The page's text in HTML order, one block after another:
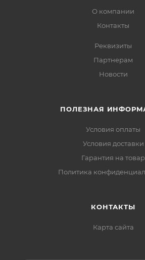
О компании
Контакты
Реквизиты
Партнерам
Новости
ПОЛЕЗНАЯ
Условия оплаты
Условия доставки
Гарантия на товар
Политика
КОНТАКТЫ
Карта сайта